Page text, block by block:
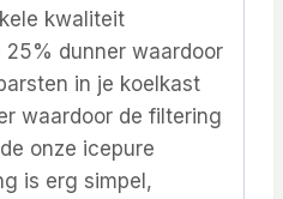
kwaliteit
dunner waardoor
in je koelkast
waardoor de filtering
onze icepure
is erg simpel,